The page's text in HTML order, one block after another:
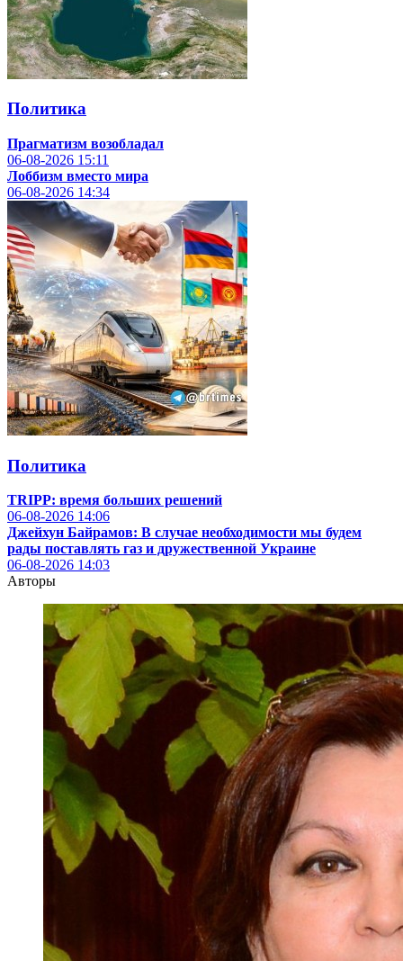
Политика
Прагматизм возобладал
06-08-2026 15:11
Лоббизм вместо мира
06-08-2026 14:34
Политика
TRIPP: время больших решений
06-08-2026 14:06
Джейхун Байрамов: В случае необходимости мы будем
рады поставлять газ и дружественной Украине
06-08-2026 14:03
Авторы